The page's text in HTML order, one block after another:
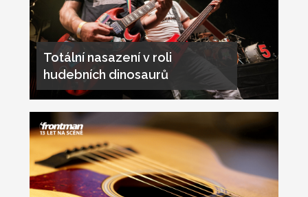
Totální nasazení v roli
hudebních dinosaurů